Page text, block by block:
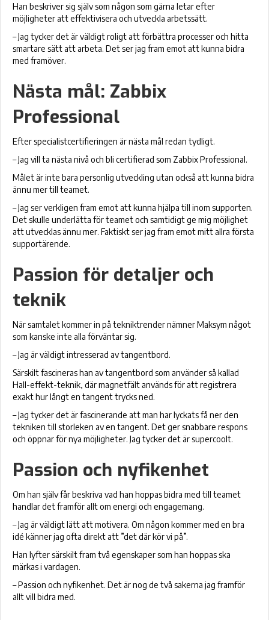
Han beskriver sig själv som någon som gärna letar efter
möjligheter att effektivisera och utveckla arbetssätt.
– Jag tycker det är väldigt roligt att förbättra processer och hitta
smartare sätt att arbeta. Det ser jag fram emot att kunna bidra
med framöver.
Nästa mål: Zabbix
Professional
Efter specialistcertifieringen är nästa mål redan tydligt.
– Jag vill ta nästa nivå och bli certifierad som Zabbix Professional.
Målet är inte bara personlig utveckling utan också att kunna bidra
ännu mer till teamet.
– Jag ser verkligen fram emot att kunna hjälpa till inom supporten.
Det skulle underlätta för teamet och samtidigt ge mig möjlighet
att utvecklas ännu mer. Faktiskt ser jag fram emot mitt allra första
supportärende.
Passion för detaljer och
teknik
När samtalet kommer in på tekniktrender nämner Maksym något
som kanske inte alla förväntar sig.
– Jag är väldigt intresserad av tangentbord.
Särskilt fascineras han av tangentbord som använder så kallad
Hall-effekt-teknik, där magnetfält används för att registrera
exakt hur långt en tangent trycks ned.
– Jag tycker det är fascinerande att man har lyckats få ner den
tekniken till storleken av en tangent. Det ger snabbare respons
och öppnar för nya möjligheter. Jag tycker det är supercoolt.
Passion och nyfikenhet
Om han själv får beskriva vad han hoppas bidra med till teamet
handlar det framför allt om energi och engagemang.
– Jag är väldigt lätt att motivera. Om någon kommer med en bra
idé känner jag ofta direkt att ”det där kör vi på”.
Han lyfter särskilt fram två egenskaper som han hoppas ska
märkas i vardagen.
– Passion och nyfikenhet. Det är nog de två sakerna jag framför
allt vill bidra med.